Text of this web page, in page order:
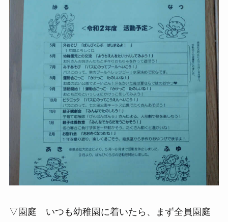
▽園庭 いつも幼稚園に着いたら、まず全員園庭